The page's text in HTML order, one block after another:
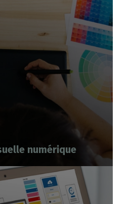
numérique